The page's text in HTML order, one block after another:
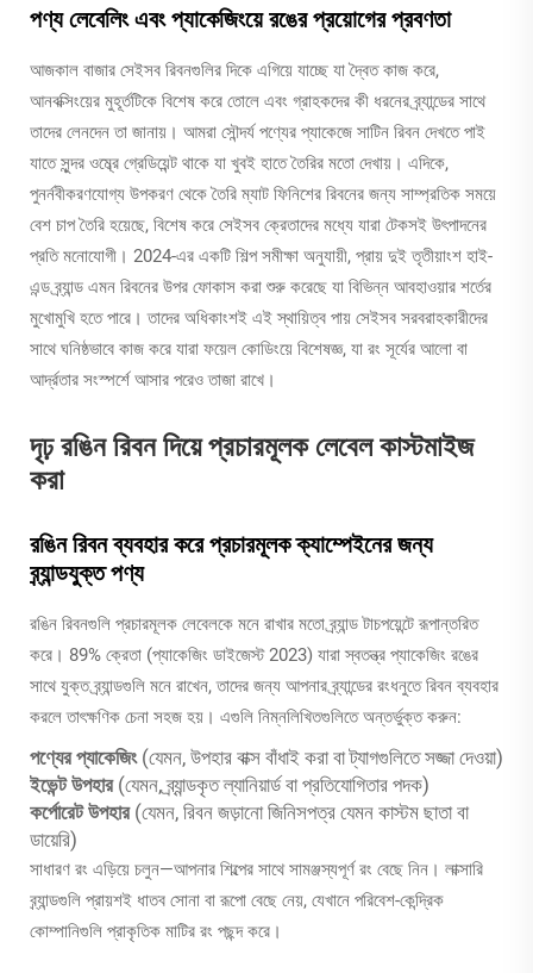
পণ্য লেবেলিং এবং প্যাকেজিংয়ে রঙের প্রয়োগের প্রবণতা
আজকাল বাজার সেইসব রিবনগুলির দিকে এগিয়ে যাচ্ছে যা দ্বৈত কাজ করে,
আনবক্সিংয়ের মুহূর্তটিকে বিশেষ করে তোলে এবং গ্রাহকদের কী ধরনের ব্র্যান্ডের সাথে
তাদের লেনদেন তা জানায়। আমরা সৌন্দর্য পণ্যের প্যাকেজে সাটিন রিবন দেখতে পাই
যাতে সুন্দর ওম্ব্রে গ্রেডিয়েন্ট থাকে যা খুবই হাতে তৈরির মতো দেখায়। এদিকে,
পুনর্নবীকরণযোগ্য উপকরণ থেকে তৈরি ম্যাট ফিনিশের রিবনের জন্য সাম্প্রতিক সময়ে
বেশ চাপ তৈরি হয়েছে, বিশেষ করে সেইসব ক্রেতাদের মধ্যে যারা টেকসই উৎপাদনের
প্রতি মনোযোগী। 2024-এর একটি শিল্প সমীক্ষা অনুযায়ী, প্রায় দুই তৃতীয়াংশ হাই-
এন্ড ব্র্যান্ড এমন রিবনের উপর ফোকাস করা শুরু করেছে যা বিভিন্ন আবহাওয়ার শর্তের
মুখোমুখি হতে পারে। তাদের অধিকাংশই এই স্থায়িত্ব পায় সেইসব সরবরাহকারীদের
সাথে ঘনিষ্ঠভাবে কাজ করে যারা ফয়েল কোডিংয়ে বিশেষজ্ঞ, যা রং সূর্যের আলো বা
আর্দ্রতার সংস্পর্শে আসার পরেও তাজা রাখে।
দৃঢ় রঙিন রিবন দিয়ে প্রচারমূলক লেবেল কাস্টমাইজ
করা
রঙিন রিবন ব্যবহার করে প্রচারমূলক ক্যাম্পেইনের জন্য
ব্র্যান্ডযুক্ত পণ্য
রঙিন রিবনগুলি প্রচারমূলক লেবেলকে মনে রাখার মতো ব্র্যান্ড টাচপয়েন্টে রূপান্তরিত
করে। 89% ক্রেতা (প্যাকেজিং ডাইজেস্ট 2023) যারা স্বতন্ত্র প্যাকেজিং রঙের
সাথে যুক্ত ব্র্যান্ডগুলি মনে রাখেন, তাদের জন্য আপনার ব্র্যান্ডের রংধনুতে রিবন ব্যবহার
করলে তাৎক্ষণিক চেনা সহজ হয়। এগুলি নিম্নলিখিতগুলিতে অন্তর্ভুক্ত করুন:
পণ্যের প্যাকেজিং (যেমন, উপহার বাক্স বাঁধাই করা বা ট্যাগগুলিতে সজ্জা দেওয়া)
ইভেন্ট উপহার (যেমন, ব্র্যান্ডকৃত ল্যানিয়ার্ড বা প্রতিযোগিতার পদক)
কর্পোরেট উপহার (যেমন, রিবন জড়ানো জিনিসপত্র যেমন কাস্টম ছাতা বা
ডায়েরি)
সাধারণ রং এড়িয়ে চলুন—আপনার শিল্পের সাথে সামঞ্জস্যপূর্ণ রং বেছে নিন। লাক্সারি
ব্র্যান্ডগুলি প্রায়শই ধাতব সোনা বা রূপো বেছে নেয়, যেখানে পরিবেশ-কেন্দ্রিক
কোম্পানিগুলি প্রাকৃতিক মাটির রং পছন্দ করে।